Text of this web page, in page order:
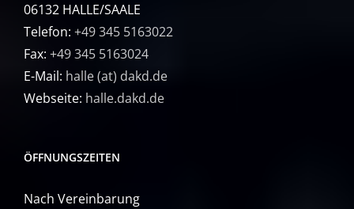
06132 HALLE/SAALE
Telefon: +49 345 5163022
Fax: +49 345 5163024
E-Mail: halle (at) dakd.de
Webseite: halle.dakd.de
ÖFFNUNGSZEITEN
Nach Vereinbarung